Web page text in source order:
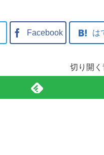
Facebook は
切り開